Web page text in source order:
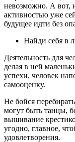
невозможно. А вот,
активностью уже
будущее идти без
Найди себя в
Деятельность для
делая в ней
успехи, человек
самооценку.
Не бойся
могут быть танцы,
вышивание
угодно, главное,
удовлетворения.